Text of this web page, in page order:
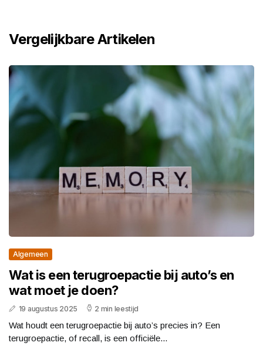
Vergelijkbare Artikelen
Algemeen
Wat is een terugroepactie bij auto’s en
wat moet je doen?
19 augustus 2025 2 min leestijd
Wat houdt een terugroepactie bij auto’s precies in? Een
terugroepactie, of recall, is een officiële...